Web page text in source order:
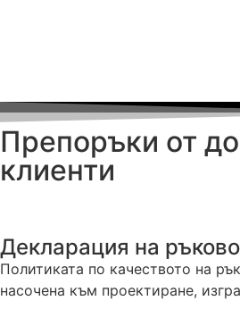
Препоръки от
клиенти
Декларация на
Политиката по качеството на
насочена към проектиране,